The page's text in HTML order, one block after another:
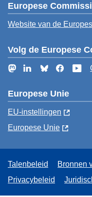
Europese
Website van de
Volg de Europese
MastodonLinkedInBluesky
Europese Unie
EU-instellingen
Europese Unie
Talenbeleid Bronnen
Privacybeleid